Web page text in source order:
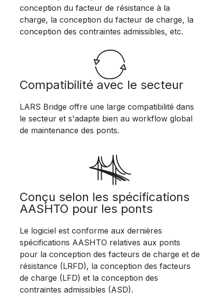
conception du facteur de résistance à la
charge, la conception du facteur de charge, la
conception des contraintes admissibles, etc.
Compatibilité avec le secteur
LARS Bridge offre une large compatibilité dans
le secteur et s'adapte bien au workflow global
de maintenance des ponts.
Conçu selon les spécifications
AASHTO pour les ponts
Le logiciel est conforme aux dernières
spécifications AASHTO relatives aux ponts
pour la conception des facteurs de charge et de
résistance (LRFD), la conception des facteurs
de charge (LFD) et la conception des
contraintes admissibles (ASD).